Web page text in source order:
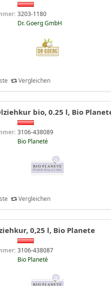
3203-1180
Dr. Goerg GmbH
Vergleichen
bio, 0.25 l, Bio
3106-438089
Bio Planeté
Vergleichen
0,25 l, Bio Planete
3106-438087
Bio Planeté